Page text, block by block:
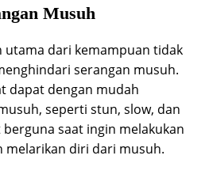
Musuh
utama dari kemampuan tidak
serangan musuh.
dapat dengan mudah
seperti stun, slow, dan
saat ingin melakukan
melarikan diri dari musuh.